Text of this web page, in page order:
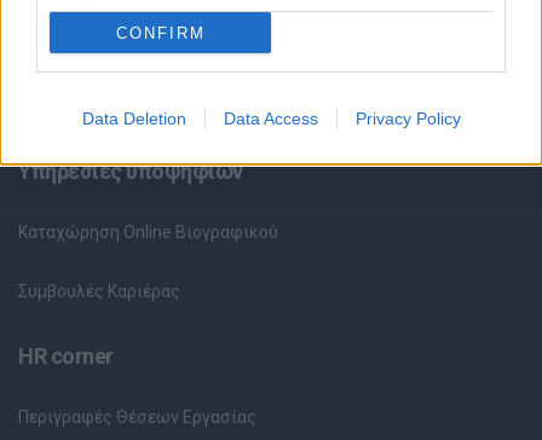
CONFIRM
Data Deletion Data Access Privacy Policy
Θέσεις Εργασίας ανά Εταιρεία
Υπηρεσίες υποψηφίων
Καταχώρηση Online Βιογραφικού
Συμβουλές Καριέρας
HR corner
Περιγραφές Θέσεων Εργασίας